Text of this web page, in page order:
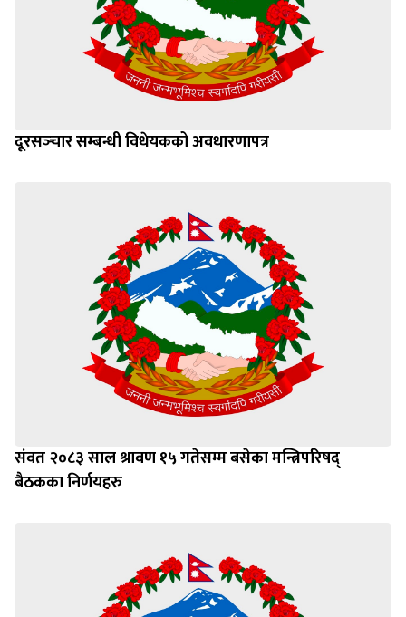
दूरसञ्‍चार सम्बन्धी विधेयकको अवधारणापत्र
संवत २०८३ साल श्रावण १५ गतेसम्म बसेका मन्त्रिपरिषद्
बैठकका निर्णयहरु